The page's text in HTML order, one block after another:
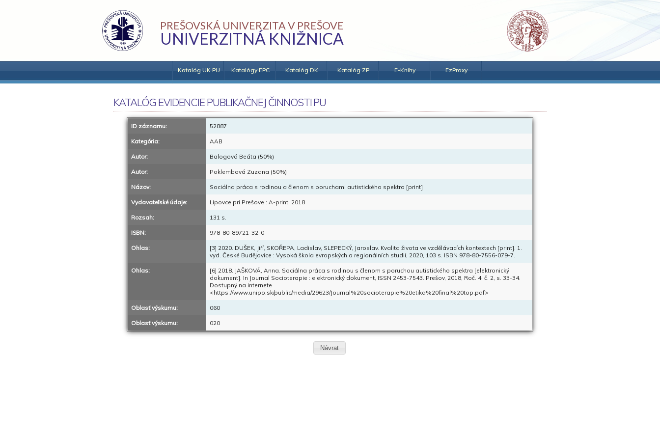
PREŠOVSKÁ UNIVERZITA V PREŠOVE
UNIVERZITNÁ KNIŽNICA
Katalóg UK PU Katalógy EPC Katalóg DK Katalóg ZP E-Knihy EzProxy
KATALÓG EVIDENCIE PUBLIKAČNEJ ČINNOSTI PU
ID záznamu: 52887
Kategória: AAB
Autor: Balogová Beáta (50%)
Autor: Poklembová Zuzana (50%)
Názov: Sociálna práca s rodinou a členom s poruchami autistického spektra [print]
Vydavateľské údaje: Lipovce pri Prešove : A-print, 2018
Rozsah: 131 s.
ISBN: 978-80-89721-32-0
Ohlas:
[3] 2020. DUŠEK, Jiří, SKOŘEPA, Ladislav, SLEPECKÝ, Jaroslav. Kvalita života ve vzdělávacích kontextech [print]. 1.
vyd. České Budějovice : Vysoká škola evropských a regionálních studií, 2020, 103 s. ISBN 978-80-7556-079-7.
Ohlas:
[6] 2018. JAŠKOVÁ, Anna. Sociálna práca s rodinou s členom s poruchou autistického spektra [elektronický
dokument]. In Journal Socioterapie : elektronický dokument, ISSN 2453-7543. Prešov, 2018, Roč. 4, č. 2, s. 33-34.
Dostupný na internete
<https://www.unipo.sk/public/media/29623/Journal%20socioterapie%20etika%20final%20top.pdf>
Oblasť výskumu: 060
Oblasť výskumu: 020